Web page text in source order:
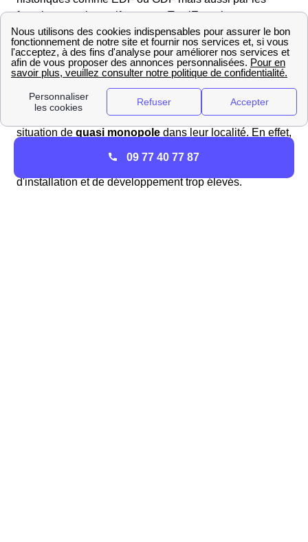
fournisseurs alternatifs comme TotalEnergies.
Quel choix de fournisseur à Pouilly ?
Nous dénombrons à ce jour 20 ELD pour le gaz et plus
de 140 pour l'électricité en France.
Les entreprises locales de distribution bénéficient d'une
situation de quasi monopole dans leur localité. En effet,
d'installation et de développement trop élevés.
09 77 40 77 87